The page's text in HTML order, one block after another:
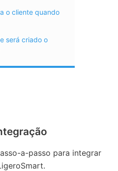
o cliente quando
será criado o
a-passo para integrar